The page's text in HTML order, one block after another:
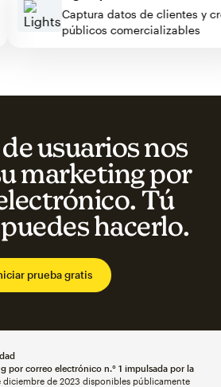
Captura datos de clientes
públicos comercializables
usuarios nos
marketing por
Tú
hacerlo.
prueba gratis
por correo electrónico n.° 1 impulsada por la
de 2023 disponibles públicamente